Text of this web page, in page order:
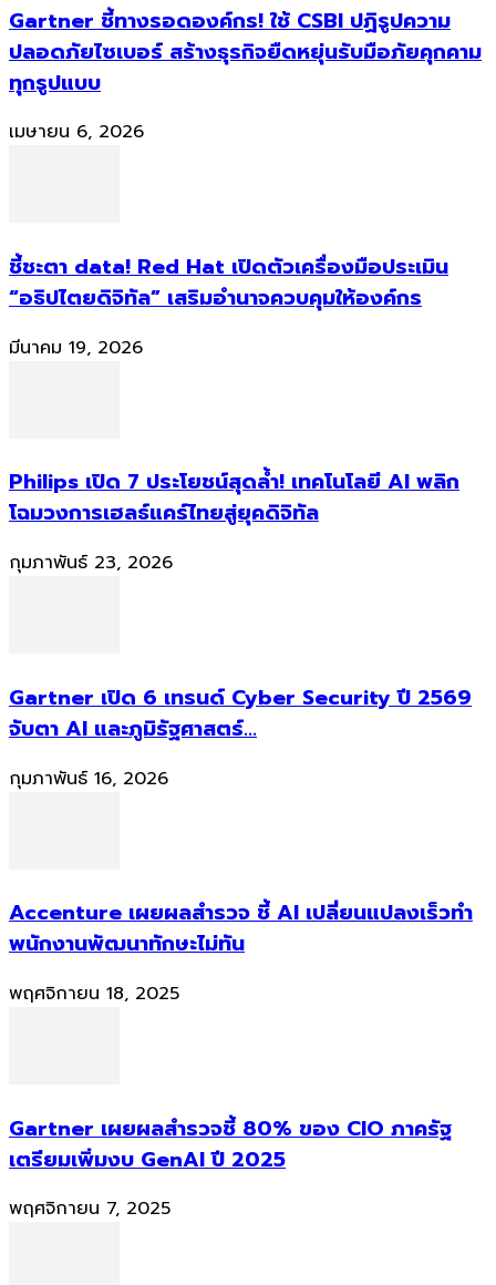
Gartner ชี้ทางรอดองค์กร! ใช้ CSBI ปฏิรูปความ
ปลอดภัยไซเบอร์ สร้างธุรกิจยืดหยุ่นรับมือภัยคุกคาม
ทุกรูปแบบ
เมษายน 6, 2026
ชี้ชะตา data! Red Hat เปิดตัวเครื่องมือประเมิน
“อธิปไตยดิจิทัล” เสริมอำนาจควบคุมให้องค์กร
มีนาคม 19, 2026
Philips เปิด 7 ประโยชน์สุดล้ำ! เทคโนโลยี AI พลิก
โฉมวงการเฮลธ์แคร์ไทยสู่ยุคดิจิทัล
กุมภาพันธ์ 23, 2026
Gartner เปิด 6 เทรนด์ Cyber Security ปี 2569
จับตา AI และภูมิรัฐศาสตร์...
กุมภาพันธ์ 16, 2026
Accenture เผยผลสำรวจ ชี้ AI เปลี่ยนแปลงเร็วทำ
พนักงานพัฒนาทักษะไม่ทัน
พฤศจิกายน 18, 2025
Gartner เผยผลสำรวจชี้ 80% ของ CIO ภาครัฐ
เตรียมเพิ่มงบ GenAI ปี 2025
พฤศจิกายน 7, 2025